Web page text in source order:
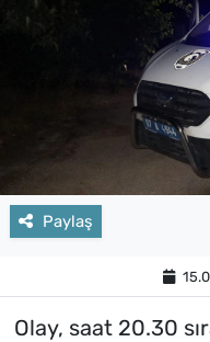
Paylaş
Olay, saat 20.30